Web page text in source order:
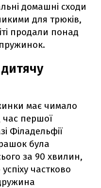
домашні сходи
для трюків,
продали понад
має чимало
час першої
Філадельфії
була
за 90 хвилин,
частково